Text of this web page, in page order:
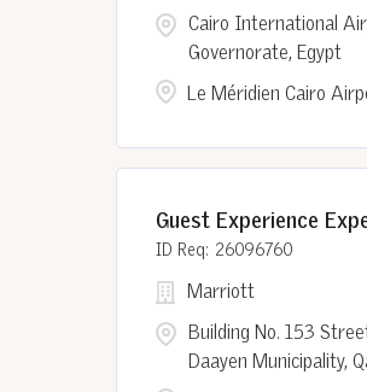
Cairo International
Governorate, Egypt
Le Méridien Cairo
Guest Experience
26096760
Building No. 153
Daayen Municipality,
Marriott